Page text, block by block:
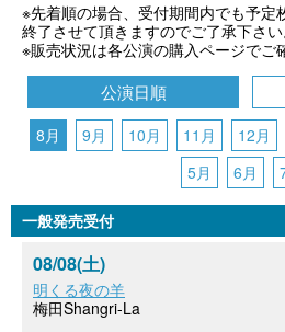
※先着順の場合、受付期間内でも予定
終了させて頂きますのでご了承下さい
※販売状況は各公演の購入ページでご
公演日順
8月 9月 10月 11月 12月
5月
6月
一般発売受付
08/08(土)
明くる夜の羊
梅田Shangri-La